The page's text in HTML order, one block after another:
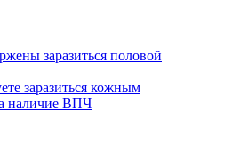
заразиться половой
заразиться кожным
наличие ВПЧ